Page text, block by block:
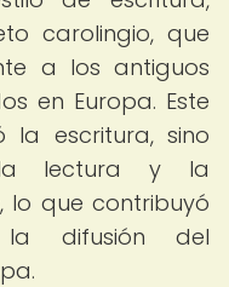
carolingio, que
a los antiguos
en Europa. Este
la escritura, sino
lectura y la
lo que contribuyó
difusión del